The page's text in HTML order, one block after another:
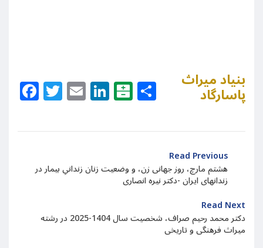
Facebook
Twitter
EmailLinkedIn
Balatarin
Share
بنیاد میراث
پاسارگاد
Read Previous
هشتم مارچ، روز جهانی زن، و وضعیت زنان زندانیِ بیمار در
زندانهای ایران -دکتر نیره انصاری
Read Next
دکتر محمد رحیم صراف، شخصیت سال 1404-2025 در رشته
میراث فرهنگی و تاریخی